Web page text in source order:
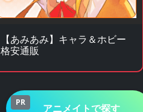
【あみあみ】キャラ＆ホビー
格安通販
PR アニメイトで探す